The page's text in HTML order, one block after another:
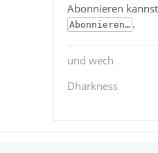
Abonnieren
Abonnieren… .
und wech
Dharkness